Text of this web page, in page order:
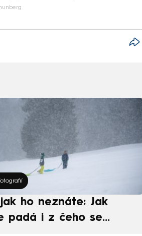
jak ho neznáte: Jak
padá i z čeho se